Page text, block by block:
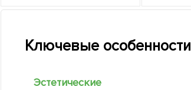
Ключевые особенности
Эстетические